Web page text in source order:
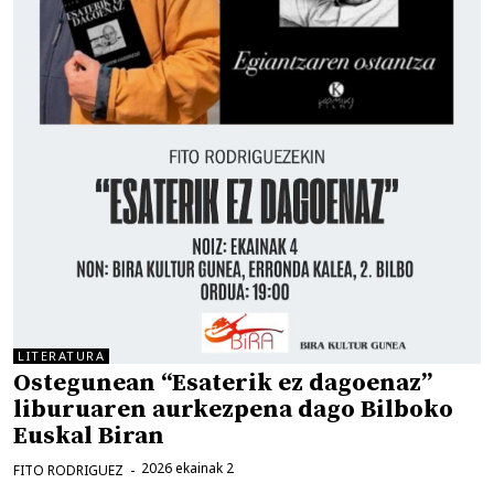
LITERATURA
Ostegunean “Esaterik ez dagoenaz”
liburuaren aurkezpena dago Bilboko
Euskal Biran
2026 ekainak 2
FITO RODRIGUEZ